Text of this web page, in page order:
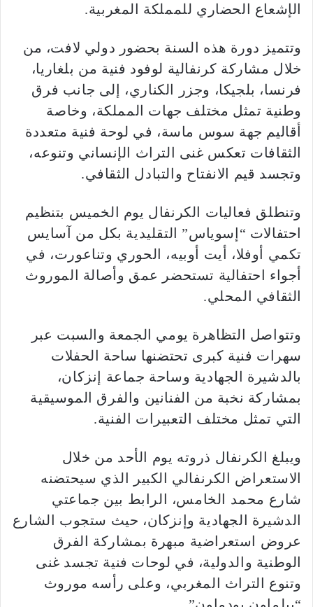
الإشعاع الحضاري للمملكة المغربية.
وتتميز دورة هذه السنة بحضور دولي لافت، من
خلال مشاركة كرنفالية لوفود فنية من بلغاريا،
فرنسا، بلجيكا، وجزر الكناري، إلى جانب فرق
وطنية تمثل مختلف جهات المملكة، وخاصة
أقاليم جهة سوس ماسة، في لوحة فنية متعددة
الثقافات تعكس غنى التراث الإنساني وتنوعه،
وتجسد قيم الانفتاح والتبادل الثقافي.
وتنطلق فعاليات الكرنفال يوم الخميس بتنظيم
احتفالات “إسوياس” التقليدية بكل من آسايس
تكمي أوفلا، أيت أوبيه، الحوري وتناعورت، في
أجواء احتفالية تستحضر عمق وأصالة الموروث
الثقافي المحلي.
وتتواصل التظاهرة يومي الجمعة والسبت عبر
سهرات فنية كبرى تحتضنها ساحة الحفلات
بالدشيرة الجهادية وساحة جماعة إنزكان،
بمشاركة نخبة من الفنانين والفرق الموسيقية
التي تمثل مختلف التعبيرات الفنية.
ويبلغ الكرنفال ذروته يوم الأحد من خلال
الاستعراض الكرنفالي الكبير الذي سيحتضنه
شارع محمد الخامس، الرابط بين جماعتي
الدشيرة الجهادية وإنزكان، حيث ستجوب الشارع
عروض استعراضية مبهرة بمشاركة الفرق
الوطنية والدولية، في لوحات فنية تجسد غنى
وتنوع التراث المغربي، وعلى رأسه موروث
“بيلماون بودماون”.